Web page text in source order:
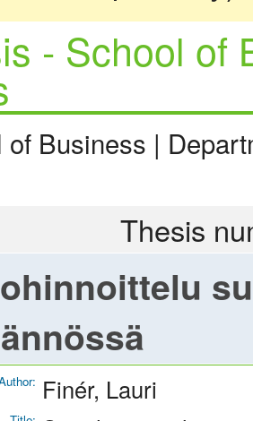
- School of
of Business |
Thesis
Finér, Lauri